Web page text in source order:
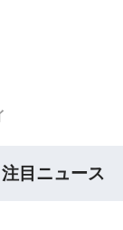
注目ニュース